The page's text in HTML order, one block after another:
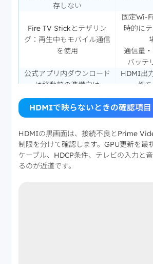
存しない
Fire TV Stickとテザリン
グ：再生中もモバイル通信
を使用
固定Wi-
時的に
通信量
バッテ
公式アプリ内ダウンロード
は移動前の準備向け
HDMI出
性
PCの動画ファイルは整理
と繰り返し再生を重視する
人向け
テザリン
より短
HDMIで映らないときの確認項目
HDMIの黒画面は、接続不良とPrime
制限を分けて確認します。GPU更新を最
ケーブル、HDCP条件、テレビの入力と
るのが近道です。